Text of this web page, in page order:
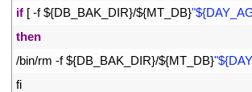
if [ -f ${DB_BAK_DIR}/${MT_DB}
then
/bin/rm -f ${DB_BAK_DIR}/${MT_DB}
fi